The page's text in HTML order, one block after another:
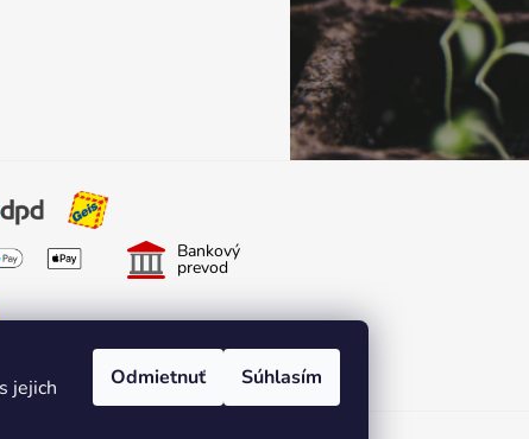
jejich
Odmietnuť Súhlasím
Bankový
prevod
nás na Instagrame